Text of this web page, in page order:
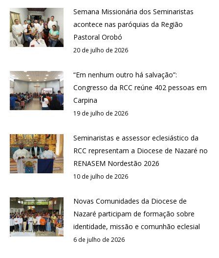
Semana Missionária dos Seminaristas
acontece nas paróquias da Região
Pastoral Orobó
20 de julho de 2026
“Em nenhum outro há salvação”:
Congresso da RCC reúne 402 pessoas em
Carpina
19 de julho de 2026
Seminaristas e assessor eclesiástico da
RCC representam a Diocese de Nazaré no
RENASEM Nordestão 2026
10 de julho de 2026
Novas Comunidades da Diocese de
Nazaré participam de formação sobre
identidade, missão e comunhão eclesial
6 de julho de 2026